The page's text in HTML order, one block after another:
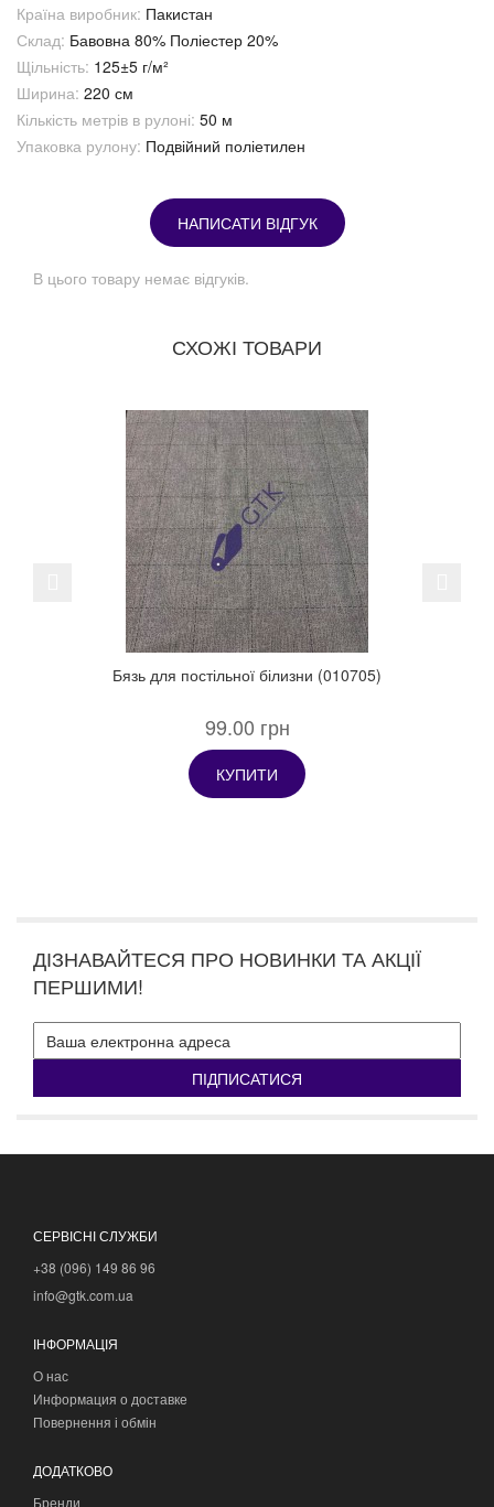
Країна виробник: Пакистан
Склад: Бавовна 80% Поліестер 20%
Щільність: 125±5 г/м²
Ширина: 220 см
Кількість метрів в рулоні: 50 м
Упаковка рулону: Подвійний поліетилен
НАПИСАТИ ВІДГУК
В цього товару немає відгуків.
СХОЖІ ТОВАРИ
Бязь для постільної білизни (010705)
99.00 грн
КУПИТИ
Previous
ДІЗНАВАЙТЕСЯ ПРО НОВИНКИ ТА АКЦІЇ
ПЕРШИМИ!
ПІДПИСАТИСЯ
СЕРВІСНІ СЛУЖБИ
+38 (096) 149 86 96
info@gtk.com.ua
ІНФОРМАЦІЯ
О нас
Информация о доставке
Повернення і обмін
ДОДАТКОВО
Бренди